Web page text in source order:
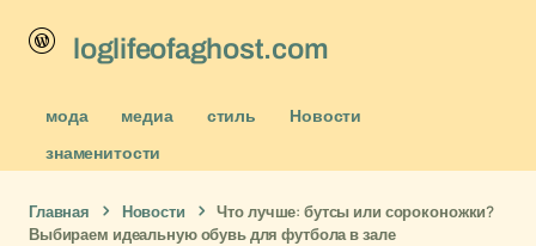
loglifeofaghost.com
мода медиа стиль
Новости
знаменитости
Главная Новости
Что лучше: бутсы или сороконожки?
Выбираем идеальную обувь для футбола в зале